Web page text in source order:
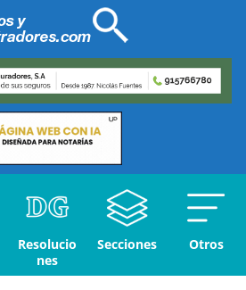
Resolucio
nes
Secciones Otros